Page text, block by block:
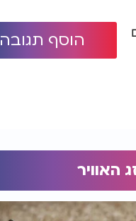
הוסף תגובה
האוויר